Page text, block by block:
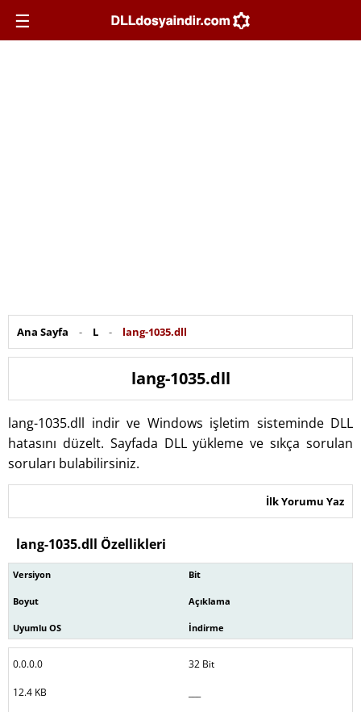
☰
Ana Sayfa - L - lang-1035.dll
lang-1035.dll
lang-1035.dll indir ve Windows işletim sisteminde DLL
hatasını düzelt. Sayfada DLL yükleme ve sıkça sorulan
soruları bulabilirsiniz.
İlk Yorumu Yaz
lang-1035.dll Özellikleri
Versiyon Bit
Boyut Açıklama
Uyumlu OS İndirme
0.0.0.0 32 Bit
12.4 KB